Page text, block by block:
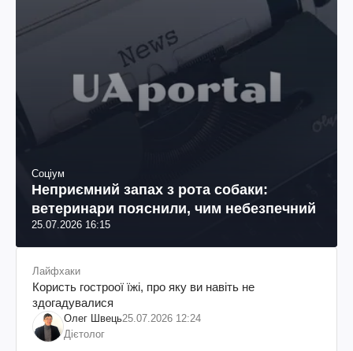
Соціум
Неприємний запах з рота собаки:
ветеринари пояснили, чим небезпечний
25.07.2026 16:15
Лайфхаки
Користь гостроої їжі, про яку ви навіть не
здогадувалися
Олег Швець25.07.2026 12:24
Дієтолог